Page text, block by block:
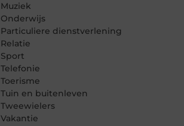
Muziek
Onderwijs
Particuliere dienstverlening
Relatie
Sport
Telefonie
Toerisme
Tuin en buitenleven
Tweewielers
Vakantie